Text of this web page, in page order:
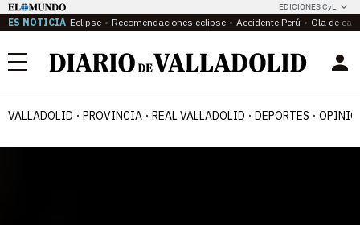
EDICIONES CyL
ES NOTICIA Eclipse Recomendaciones eclipse Accidente Perú Ola de
Menú
VALLADOLID PROVINCIA REAL VALLADOLID DEPORTES